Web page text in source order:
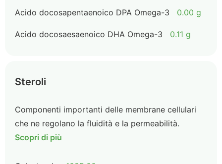
Acido docosapentaenoico DPA Omega-3 0.00 g
Acido docosaesaenoico DHA Omega-3 0.11 g
Steroli
Componenti importanti delle membrane cellulari
che ne regolano la fluidità e la permeabilità.
Scopri di più